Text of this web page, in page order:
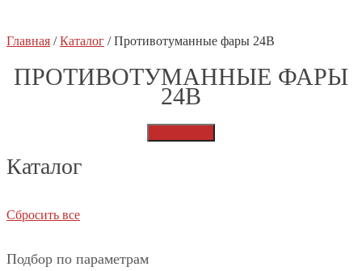
Главная / Каталог / Противотуманные фары 24В
ПРОТИВОТУМАННЫЕ ФАРЫ
24В
Каталог
Сбросить все
Подбор по параметрам